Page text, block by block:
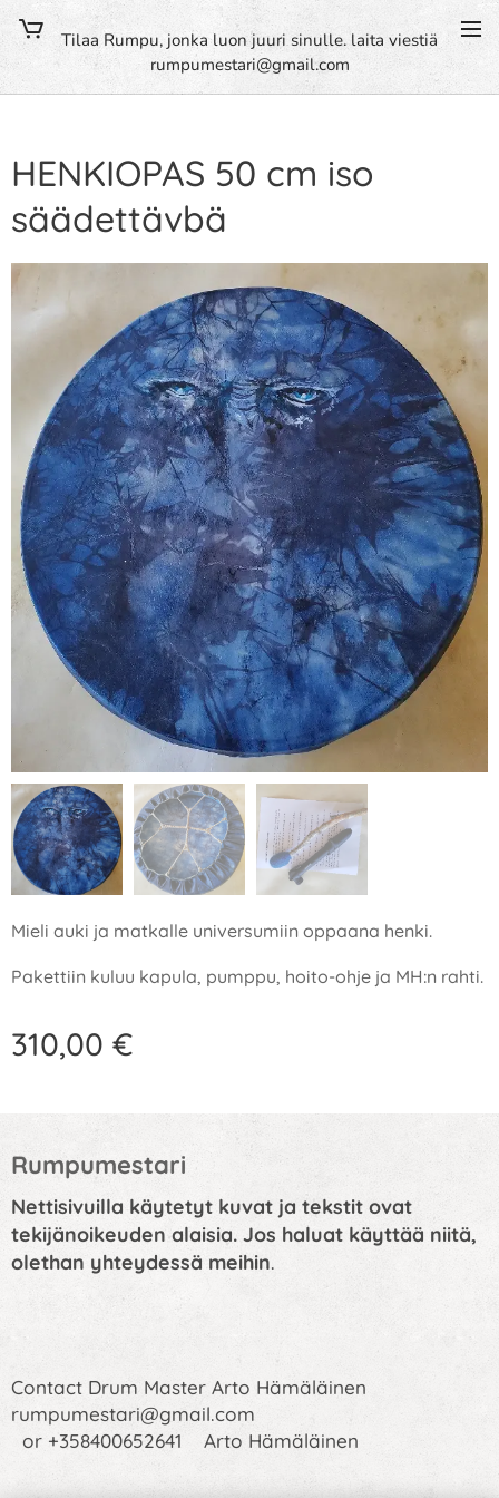
Tilaa Rumpu, jonka luon juuri sinulle. laita viestiä
rumpumestari@gmail.com
HENKIOPAS 50 cm iso
säädettävbä
Mieli auki ja matkalle universumiin oppaana henki.
Pakettiin kuluu kapula, pumppu, hoito-ohje ja MH:n rahti.
310,00 €
Rumpumestari
Nettisivuilla käytetyt kuvat ja tekstit ovat
tekijänoikeuden alaisia. Jos haluat käyttää niitä,
olethan yhteydessä meihin.
Contact Drum Master Arto Hämäläinen
rumpumestari@gmail.com
or +358400652641 Arto Hämäläinen